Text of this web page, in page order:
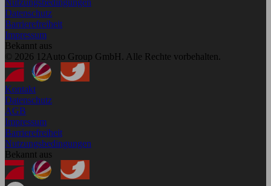
Datenschutz
Barrierefreiheit
Impressum
Bekannt aus
© 2026 12Auto Group GmbH. Alle Rechte vorbehalten.
Kontakt
Datenschutz
AGB
Impressum
Barrierefreiheit
Nutzungsbedingungen
Bekannt aus